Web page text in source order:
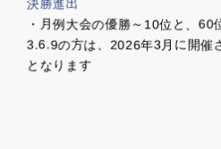
決勝進出
・月例大会の優勝～10位と、60
3.6.9の方は、2026年3月に開催
となります